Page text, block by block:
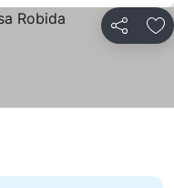
シェア お